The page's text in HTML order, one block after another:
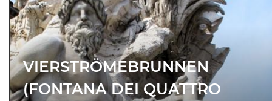
VIERSTRÖMEBRUNNEN
(FONTANA DEI QUATTRO